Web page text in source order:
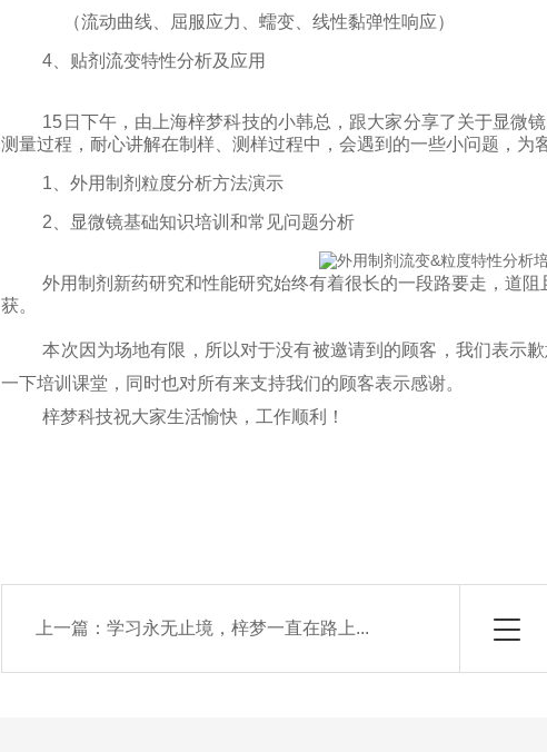
（流动曲线、屈服应力、蠕变、线性黏弹性响应）
4 、贴剂流变特性分析及应用
15日下午，由上海梓梦科技的小韩总，跟大家分享了关于显微
测量过程，耐心讲解在制样、测样过程中，会遇到的一些小问题，为
1 、外用制剂粒度分析方法演示
2 、显微镜基础知识培训和常见问题分析
外用制剂新药研究和性能研究始终有着很长的一段路要走，道
获。
本次因为场地有限，所以对于没有被邀请到的顾客，我们表示
一下培训课堂，同时也对所有来支持我们的顾客表示感谢。
梓梦科技祝大家生活愉快，工作顺利！
上一篇：学习永无止境，梓梦一直在路上...